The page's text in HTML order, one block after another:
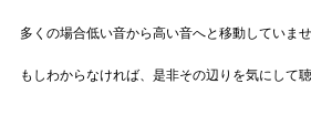
多くの場合低い音から高い音へと移動していま
もしわからなければ、是非その辺りを気にして